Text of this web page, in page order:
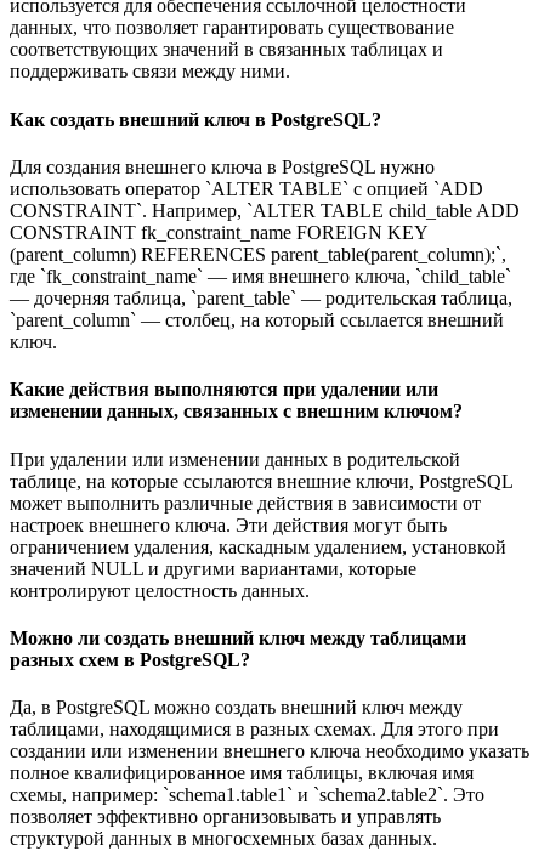
используется для обеспечения ссылочной целостности
данных, что позволяет гарантировать существование
соответствующих значений в связанных таблицах и
поддерживать связи между ними.
Как создать внешний ключ в PostgreSQL?
Для создания внешнего ключа в PostgreSQL нужно
использовать оператор `ALTER TABLE` с опцией `ADD
CONSTRAINT`. Например, `ALTER TABLE child_table ADD
CONSTRAINT fk_constraint_name FOREIGN KEY
(parent_column) REFERENCES parent_table(parent_column);`,
где `fk_constraint_name` — имя внешнего ключа, `child_table`
— дочерняя таблица, `parent_table` — родительская таблица,
`parent_column` — столбец, на который ссылается внешний
ключ.
Какие действия выполняются при удалении или
изменении данных, связанных с внешним ключом?
При удалении или изменении данных в родительской
таблице, на которые ссылаются внешние ключи, PostgreSQL
может выполнить различные действия в зависимости от
настроек внешнего ключа. Эти действия могут быть
ограничением удаления, каскадным удалением, установкой
значений NULL и другими вариантами, которые
контролируют целостность данных.
Можно ли создать внешний ключ между таблицами
разных схем в PostgreSQL?
Да, в PostgreSQL можно создать внешний ключ между
таблицами, находящимися в разных схемах. Для этого при
создании или изменении внешнего ключа необходимо указать
полное квалифицированное имя таблицы, включая имя
схемы, например: `schema1.table1` и `schema2.table2`. Это
позволяет эффективно организовывать и управлять
структурой данных в многосхемных базах данных.